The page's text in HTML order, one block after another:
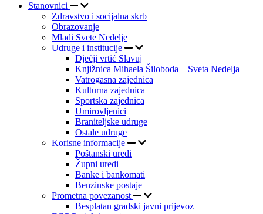
Stanovnici
Zdravstvo i socijalna skrb
Obrazovanje
Mladi Svete Nedelje
Udruge i institucije
Dječji vrtić Slavuj
Knjižnica Mihaela Šiloboda – Sveta Nedelja
Vatrogasna zajednica
Kulturna zajednica
Sportska zajednica
Umirovljenici
Braniteljske udruge
Ostale udruge
Korisne informacije
Poštanski uredi
Župni uredi
Banke i bankomati
Benzinske postaje
Prometna povezanost
Besplatan gradski javni prijevoz